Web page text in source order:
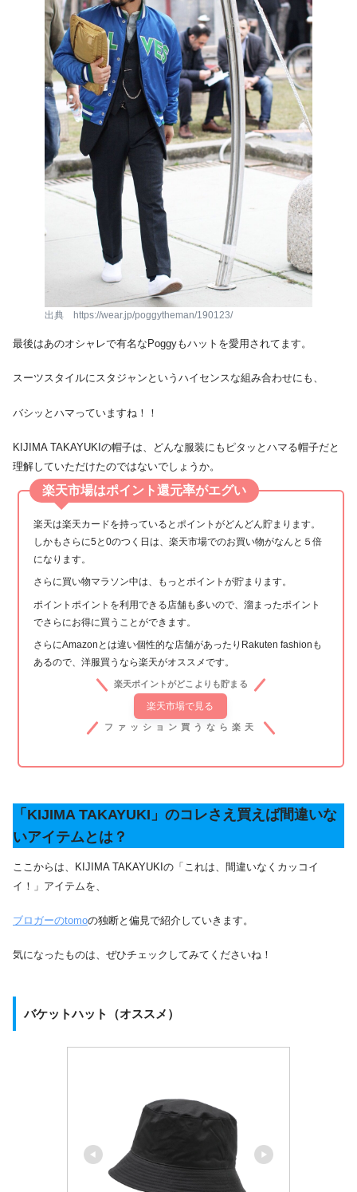
出典 https://wear.jp/poggytheman/190123/
最後はあのオシャレで有名なPoggyもハットを愛用されてます。
スーツスタイルにスタジャンというハイセンスな組み合わせにも、
バシッとハマっていますね！！
KIJIMA TAKAYUKIの帽子は、どんな服装にもピタッとハマる帽子だと
理解していただけたのではないでしょうか。
楽天市場はポイント還元率がエグい
楽天は楽天カードを持っているとポイントがどんどん貯まります。
しかもさらに5と0のつく日は、楽天市場でのお買い物がなんと５倍
になります。
さらに買い物マラソン中は、もっとポイントが貯まります。
ポイントポイントを利用できる店舗も多いので、溜まったポイント
でさらにお得に買うことができます。
さらにAmazonとは違い個性的な店舗があったりRakuten fashionも
あるので、洋服買うなら楽天がオススメです。
楽天ポイントがどこよりも貯まる
楽天市場で見る
ファッション買うなら楽天
「KIJIMA TAKAYUKI」のコレさえ買えば間違いな
いアイテムとは？
ここからは、KIJIMA TAKAYUKIの「これは、間違いなくカッコイ
イ！」アイテムを、
ブロガーのtomoの独断と偏見で紹介していきます。
気になったものは、ぜひチェックしてみてくださいね！
バケットハット（オススメ）